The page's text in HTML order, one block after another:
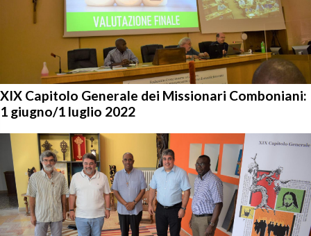
XIX Capitolo Generale dei Missionari Comboniani:
1 giugno/1 luglio 2022